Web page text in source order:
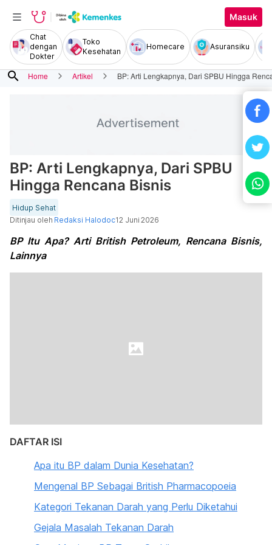
Masuk
Chat
dengan
Dokter
Toko
Kesehatan
Homecare Asuransiku
search Home Artikel BP: Arti Lengkapnya, Dari SPBU Hingga
BP: Arti Lengkapnya, Dari SPBU
Hingga Rencana Bisnis
Hidup Sehat
Ditinjau oleh Redaksi Halodoc12 Juni 2026
BP Itu Apa? Arti British Petroleum, Rencana Bisnis,
Lainnya
DAFTAR ISI
Apa itu BP dalam Dunia Kesehatan?
Mengenal BP Sebagai British Pharmacopoeia
Kategori Tekanan Darah yang Perlu Diketahui
Gejala Masalah Tekanan Darah